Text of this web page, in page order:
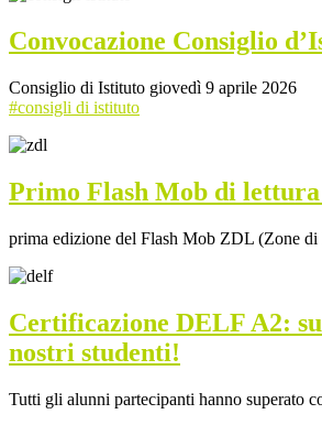
Convocazione Consiglio
Consiglio di Istituto giovedì 9 aprile 2026
#consigli di istituto
Primo Flash Mob di
prima edizione del Flash Mob ZDL (Zone
Certificazione DELF A2:
nostri studenti!
Tutti gli alunni partecipanti hanno superato